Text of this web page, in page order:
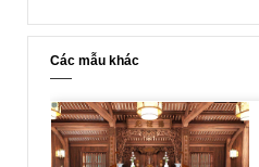
Các mẫu khác